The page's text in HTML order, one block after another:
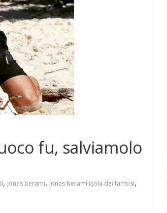
fu, salviamolo
, jonas berami, jonas berami isola dei famosi,